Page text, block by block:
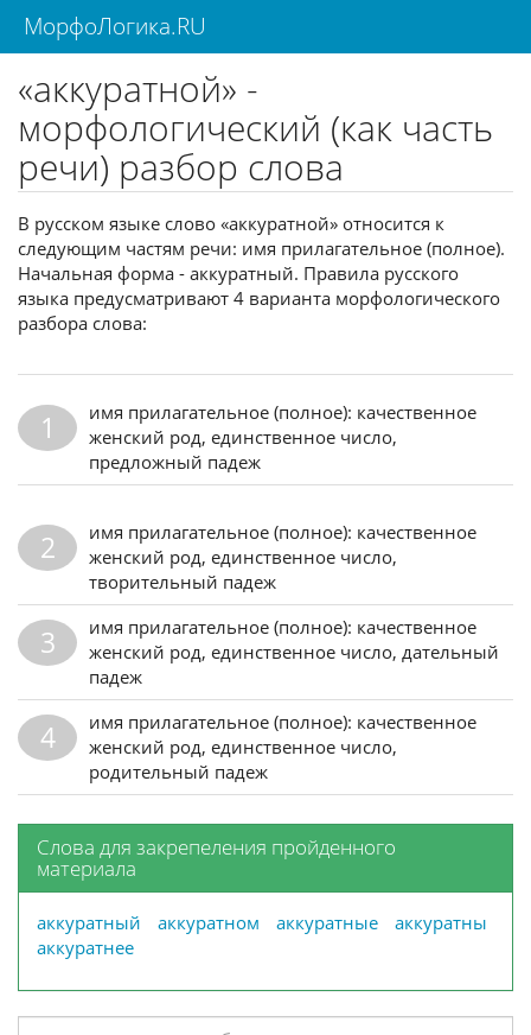
МорфоЛогика.RU
«аккуратной» -
морфологический (как часть
речи) разбор слова
В русском языке слово «аккуратной» относится к
следующим частям речи: имя прилагательное (полное).
Начальная форма - аккуратный. Правила русского
языка предусматривают 4 варианта морфологического
разбора слова:
1
имя прилагательное (полное): качественное
женский род, единственное число,
предложный падеж
2
имя прилагательное (полное): качественное
женский род, единственное число,
творительный падеж
3
имя прилагательное (полное): качественное
женский род, единственное число, дательный
падеж
4
имя прилагательное (полное): качественное
женский род, единственное число,
родительный падеж
Слова для закрепеления пройденного
материала
аккуратный аккуратном аккуратные
аккуратны
аккуратнее